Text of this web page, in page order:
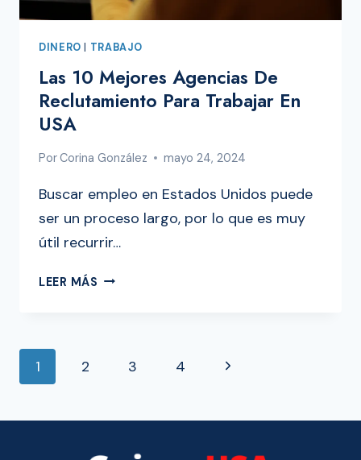
DINERO TRABAJO
Las 10 Mejores Agencias De
Reclutamiento Para Trabajar En
USA
PorCorina González mayo 24, 2024
Buscar empleo en Estados Unidos puede
ser un proceso largo, por lo que es muy
útil recurrir…
LEER MÁS LAS
RECLUTAMIENTO
USA
NAVEGACIÓN
PÁGINA
1 2 3 4
Siguiente